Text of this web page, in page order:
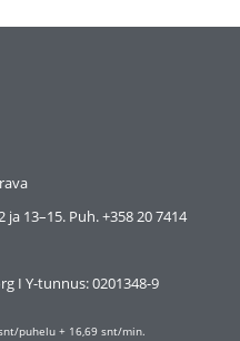
13–15. Puh. +358 20 7414
I Y-tunnus:0201348-9
puhelu + 16,69 snt/min.